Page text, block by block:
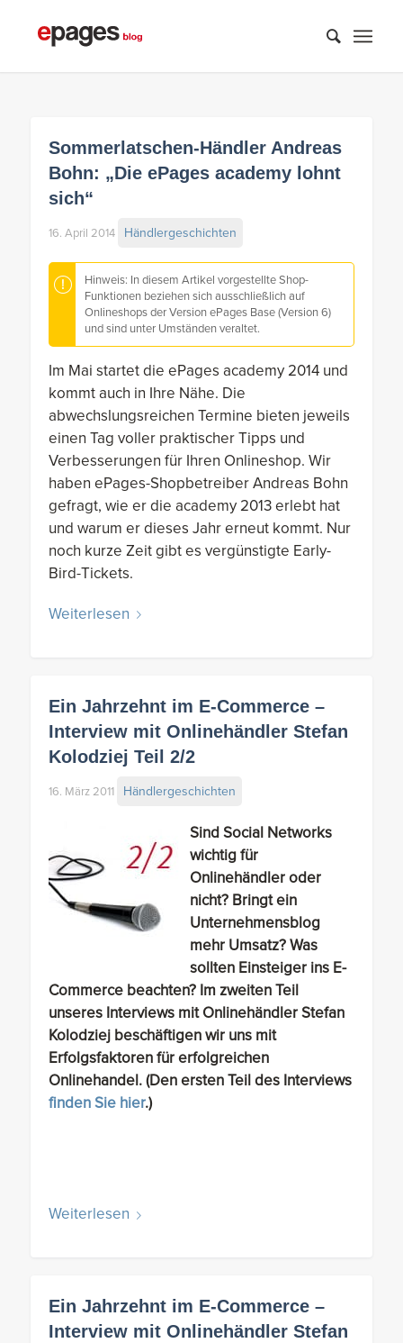
Sommerlatschen-Händler Andreas
Bohn: „Die ePages academy lohnt
sich“
16. April 2014 Händlergeschichten
Hinweis: In diesem Artikel vorgestellte Shop-
Funktionen beziehen sich ausschließlich auf
Onlineshops der Version ePages Base (Version 6)
und sind unter Umständen veraltet.
Im Mai startet die ePages academy 2014 und
kommt auch in Ihre Nähe. Die
abwechslungsreichen Termine bieten jeweils
einen Tag voller praktischer Tipps und
Verbesserungen für Ihren Onlineshop. Wir
haben ePages-Shopbetreiber Andreas Bohn
gefragt, wie er die academy 2013 erlebt hat
und warum er dieses Jahr erneut kommt. Nur
noch kurze Zeit gibt es vergünstigte Early-
Bird-Tickets.
Weiterlesen
Ein Jahrzehnt im E-Commerce –
Interview mit Onlinehändler Stefan
Kolodziej Teil 2/2
16. März 2011 Händlergeschichten
Sind Social Networks
wichtig für
Onlinehändler oder
nicht? Bringt ein
Unternehmensblog
mehr Umsatz? Was
sollten Einsteiger ins E-
Commerce beachten? Im zweiten Teil
unseres Interviews mit Onlinehändler Stefan
Kolodziej beschäftigen wir uns mit
Erfolgsfaktoren für erfolgreichen
Onlinehandel. (Den ersten Teil des Interviews
finden Sie hier.)
Weiterlesen
Ein Jahrzehnt im E-Commerce –
Interview mit Onlinehändler Stefan